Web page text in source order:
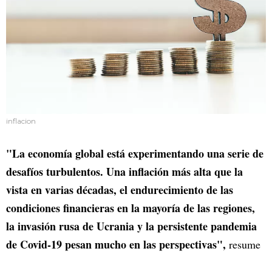
inflacion
"La economía global está experimentando una serie de
desafíos turbulentos. Una inflación más alta que la
vista en varias décadas, el endurecimiento de las
condiciones financieras en la mayoría de las regiones,
la invasión rusa de Ucrania y la persistente pandemia
de Covid-19 pesan mucho en las perspectivas", resume